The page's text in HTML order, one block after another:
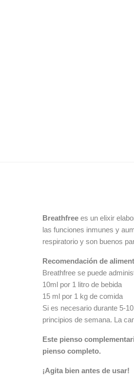
Breathfree es un elixir
las funciones inmunes y
respiratorio y son buenos
Recomendación de
Breathfree se puede
10ml por 1 litro de bebida
15 ml por 1 kg de comida
Si es necesario durante 5-
principios de semana. La
Este pienso
pienso completo.
¡Agita bien antes de usar!